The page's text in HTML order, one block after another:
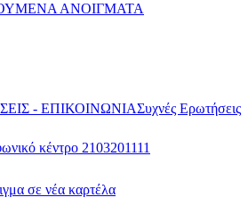
ΑΝΟΙΓΜΑΤΑ
- ΕΠΙΚΟΙΝΩΝΙΑΣυχνές Ερωτήσεις
κέντρο 2103201111
σε νέα καρτέλα